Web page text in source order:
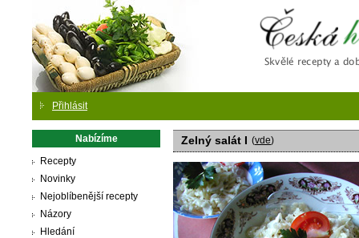
Přihlásit
Nabízíme
Recepty
Novinky
Nejoblíbenější recepty
Názory
Hledání
Zelný salát I (vde)